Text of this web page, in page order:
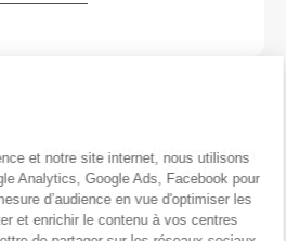
Plan du site
La marque
Nos Pulls
Homme
Information
s légales
CGV
Mentions